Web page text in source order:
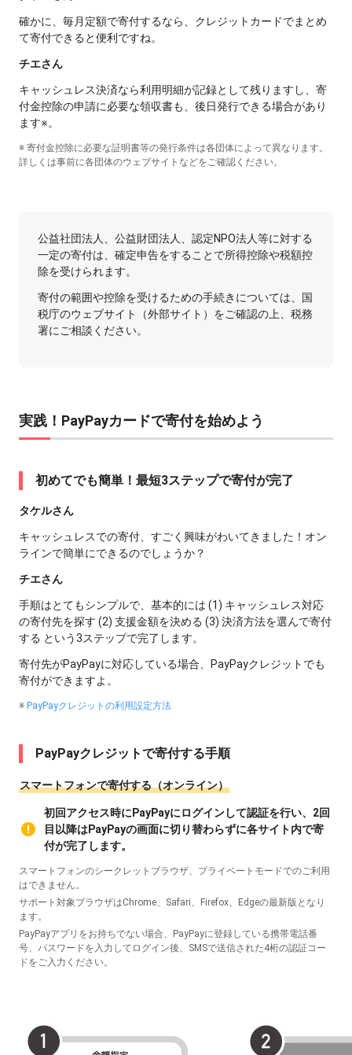
確かに、毎月定額で寄付するなら、クレジットカードでまとめ
て寄付できると便利ですね。
チエさん
キャッシュレス決済なら利用明細が記録として残りますし、寄
付金控除の申請に必要な領収書も、後日発行できる場合があり
ます※。
※ 寄付金控除に必要な証明書等の発行条件は各団体によって異なります。
詳しくは事前に各団体のウェブサイトなどをご確認ください。
公益社団法人、公益財団法人、認定NPO法人等に対する
一定の寄付は、確定申告をすることで所得控除や税額控
除を受けられます。
寄付の範囲や控除を受けるための手続きについては、国
税庁のウェブサイト（外部サイト）をご確認の上、税務
署にご相談ください。
実践！PayPayカードで寄付を始めよう
初めてでも簡単！最短3ステップで寄付が完了
タケルさん
キャッシュレスでの寄付、すごく興味がわいてきました！オン
ラインで簡単にできるのでしょうか？
チエさん
手順はとてもシンプルで、基本的には (1) キャッシュレス対応
の寄付先を探す (2) 支援金額を決める (3) 決済方法を選んで寄付
する という3ステップで完了します。
寄付先がPayPayに対応している場合、PayPayクレジットでも
寄付ができますよ。
※ PayPayクレジットの利用設定方法
PayPayクレジットで寄付する手順
スマートフォンで寄付する（オンライン）
初回アクセス時にPayPayにログインして認証を行い、2回
目以降はPayPayの画面に切り替わらずに各サイト内で寄
付が完了します。
スマートフォンのシークレットブラウザ、プライベートモードでのご利用
はできません。
サポート対象ブラウザはChrome、Safari、Firefox、Edgeの最新版となり
ます。
PayPayアプリをお持ちでない場合、PayPayに登録している携帯電話番
号、パスワードを入力してログイン後、SMSで送信された4桁の認証コー
ドをご入力ください。